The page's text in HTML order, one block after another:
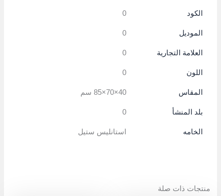
الكود 0
الموديل 0
العلامة التجارية 0
اللون 0
المقاس 40×70×85 سم
بلد المنشأ 0
الخامه استانليس ستيل
منتجات ذات صلة